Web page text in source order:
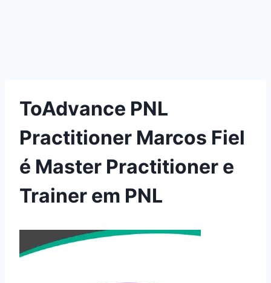
ToAdvance PNL
Practitioner Marcos Fiel
é Master Practitioner e
Trainer em PNL